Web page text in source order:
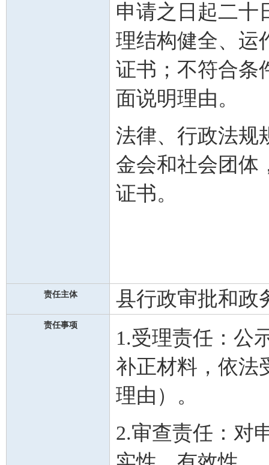
申请之日起二十
理结构健全、运
证书；不符合条
面说明理由。
法律、行政法规
金会和社会团体
证书。
责任主体 县行政审批和政
责任事项
1.受理责任：公
补正材料，依法
理由）。
2.审查责任：对